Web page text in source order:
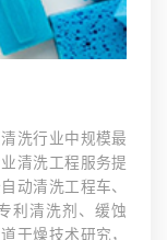
洗行业中规模最
清洗工程服务提
动清洗工程车、
利清洗剂、缓蚀
干燥技术研究，